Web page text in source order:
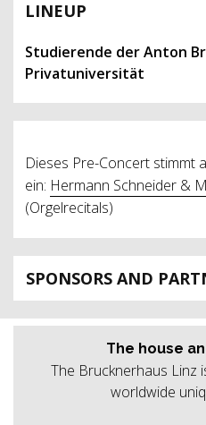
LINEUP
Studierende der Anton
Privatuniversität
Dieses Pre-Concert stimmt
ein: Hermann Schneider &
(Orgelrecitals)
SPONSORS AND
The house
The Brucknerhaus Linz
worldwide